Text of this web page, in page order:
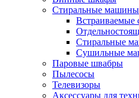
Стиральные машины
Стиральные
Сушильные
Паровые швабры
Пылесосы
Телевизоры
Аксессуары для